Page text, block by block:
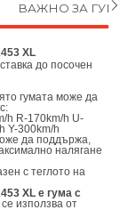
ВАЖНО ЗА
XL
до посочен
гумата може да
h R-170km/h U-
Y-300km/h
да поддържа,
налягане
с теглото на
XL е гума с
използва от